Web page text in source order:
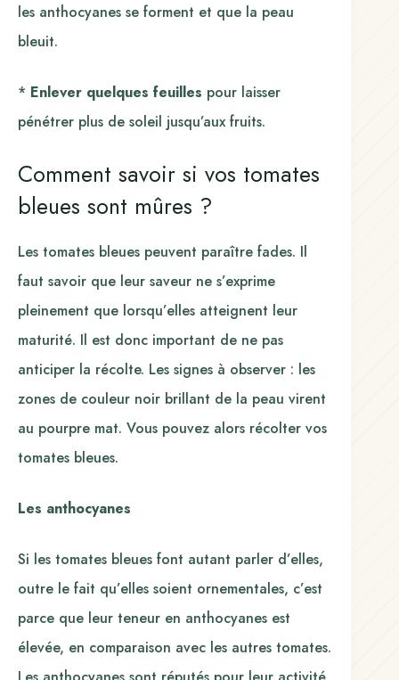
les anthocyanes se forment et que la peau
bleuit.
* Enlever quelques feuilles pour laisser
pénétrer plus de soleil jusqu’aux fruits.
Comment savoir si vos tomates
bleues sont mûres ?
Les tomates bleues peuvent paraître fades. Il
faut savoir que leur saveur ne s’exprime
pleinement que lorsqu’elles atteignent leur
maturité. Il est donc important de ne pas
anticiper la récolte. Les signes à observer : les
zones de couleur noir brillant de la peau virent
au pourpre mat. Vous pouvez alors récolter vos
tomates bleues.
Les anthocyanes
Si les tomates bleues font autant parler d’elles,
outre le fait qu’elles soient ornementales, c’est
parce que leur teneur en anthocyanes est
élevée, en comparaison avec les autres tomates.